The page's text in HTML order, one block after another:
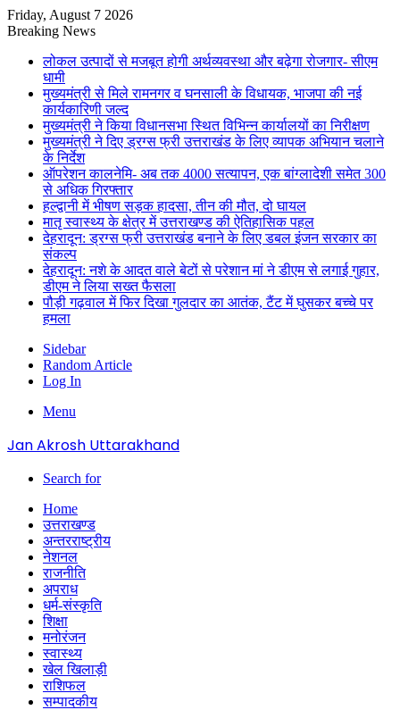
Friday, August 7 2026
Breaking News
लोकल उत्पादों से मजबूत होगी अर्थव्यवस्था और बढ़ेगा रोजगार- सीएम
धामी
मुख्यमंत्री से मिले रामनगर व घनसाली के विधायक, भाजपा की नई
कार्यकारिणी जल्द
मुख्यमंत्री ने किया विधानसभा स्थित विभिन्न कार्यालयों का निरीक्षण
मुख्यमंत्री ने दिए ड्रग्स फ्री उत्तराखंड के लिए व्यापक अभियान चलाने
के निर्देश
ऑपरेशन कालनेमि- अब तक 4000 सत्यापन, एक बांग्लादेशी समेत 300
से अधिक गिरफ्तार
हल्द्वानी में भीषण सड़क हादसा, तीन की मौत, दो घायल
मातृ स्वास्थ्य के क्षेत्र में उत्तराखण्ड की ऐतिहासिक पहल
देहरादून: ड्रग्स फ्री उत्तराखंड बनाने के लिए डबल इंजन सरकार का
संकल्प
देहरादून: नशे के आदत वाले बेटों से परेशान मां ने डीएम से लगाई गुहार,
डीएम ने लिया सख्त फैसला
पौड़ी गढ़वाल में फिर दिखा गुलदार का आतंक, टैंट में घुसकर बच्चे पर
हमला
Sidebar
Random Article
Log In
Menu
Jan Akrosh Uttarakhand
Search for
Home
उत्तराखण्ड
अन्तरराष्ट्रीय
नेशनल
राजनीति
अपराध
धर्म-संस्कृति
शिक्षा
मनोरंजन
स्वास्थ्य
खेल खिलाड़ी
राशिफल
सम्पादकीय